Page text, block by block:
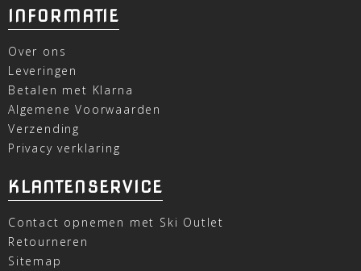
INFORMATIE
Over ons
Leveringen
Betalen met Klarna
Algemene Voorwaarden
Verzending
Privacy verklaring
KLANTENSERVICE
Contact opnemen met Ski Outlet
Retourneren
Sitemap